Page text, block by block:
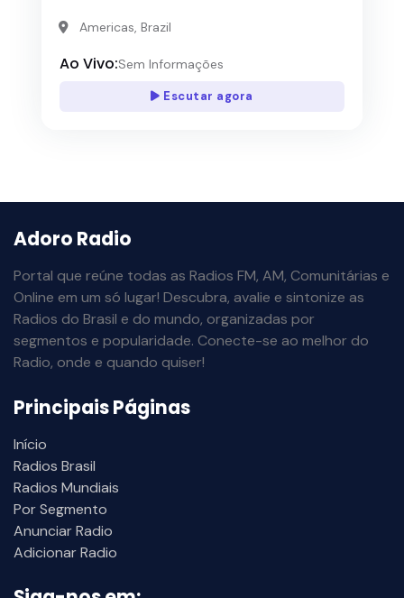
Americas, Brazil
Ao Vivo:Sem Informações
Escutar agora
Adoro Radio
Portal que reúne todas as Radios FM, AM, Comunitárias e
Online em um só lugar! Descubra, avalie e sintonize as
Radios do Brasil e do mundo, organizadas por
segmentos e popularidade. Conecte-se ao melhor do
Radio, onde e quando quiser!
Principais Páginas
Início
Radios Brasil
Radios Mundiais
Por Segmento
Anunciar Radio
Adicionar Radio